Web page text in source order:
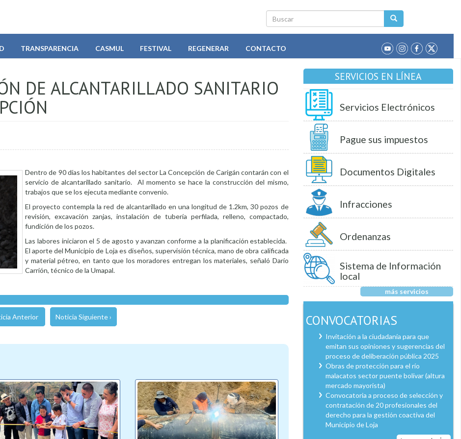
Buscar
TRANSPARENCIA CASMUL FESTIVAL REGENERAR CONTACTO
DE ALCANTARILLADO SANITARIO
Dentro de 90 días los habitantes del sector La Concepción de Carigán contarán con el
servicio de alcantarillado sanitario. Al momento se hace la construcción del mismo,
trabajos que se los ejecuta mediante convenio.
El proyecto contempla la red de alcantarillado en una longitud de 1.2km, 30 pozos de
revisión, excavación zanjas, instalación de tubería perfilada, relleno, compactado,
fundición de los pozos.
Las labores iniciaron el 5 de agosto y avanzan conforme a la planificación establecida.
El aporte del Municipio de Loja es diseños, supervisión técnica, mano de obra calificada
y material pétreo, en tanto que los moradores entregan los materiales, señaló Darío
Carrión, técnico de la Umapal.
Anterior Noticia Siguiente ›
SERVICIOS EN LÍNEA
Servicios Electrónicos
Pague sus impuestos
Documentos Digitales
Infracciones
Ordenanzas
Sistema de Información
local
más servicios
CONVOCATORIAS
Invitación a la ciudadanía para que
emitan sus opiniones y sugerencias del
proceso de deliberación pública 2025
Obras de protección para el río
malacatos sector puente bolívar (altura
mercado mayorista)
Convocatoria a proceso de selección y
contratación de 20 profesionales del
derecho para la gestión coactiva del
Municipio de Loja